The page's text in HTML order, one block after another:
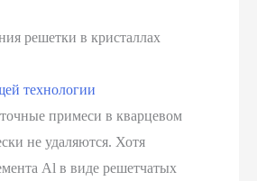
решетки в кристаллах
технологии
примеси в кварцевом
не удаляются. Хотя
Al в виде решетчатых